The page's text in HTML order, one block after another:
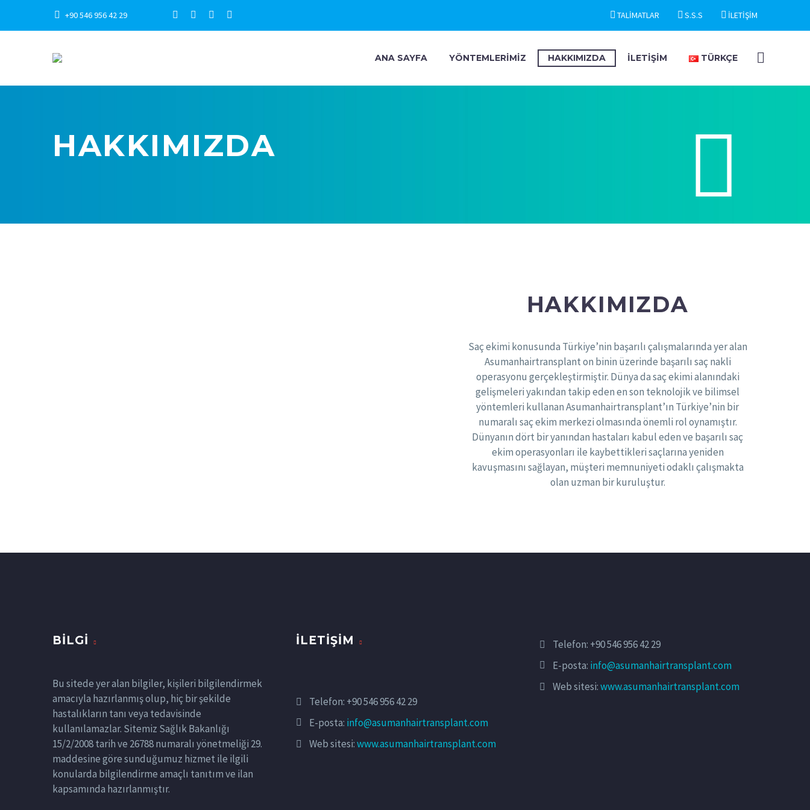
+90 546 956 42 29 TALİMATLAR S.S.S İLETİŞİM
ANA SAYFA YÖNTEMLERİMİZ HAKKIMIZDA İLETİŞİM TÜRKÇE


HAKKIMIZDA
HAKKIMIZDA
Saç ekimi konusunda Türkiye’nin başarılı çalışmalarında yer alan
Asumanhairtransplant on binin üzerinde başarılı saç nakli
operasyonu gerçekleştirmiştir. Dünya da saç ekimi alanındaki
gelişmeleri yakından takip eden en son teknolojik ve bilimsel
yöntemleri kullanan Asumanhairtransplant’ın Türkiye’nin bir
numaralı saç ekim merkezi olmasında önemli rol oynamıştır.
Dünyanın dört bir yanından hastaları kabul eden ve başarılı saç
ekim operasyonları ile kaybettikleri saçlarına yeniden
kavuşmasını sağlayan, müşteri memnuniyeti odaklı çalışmakta
olan uzman bir kuruluştur.
BILGI
Bu sitede yer alan bilgiler, kişileri bilgilendirmek
amacıyla hazırlanmış olup, hiç bir şekilde
hastalıkların tanı veya tedavisinde
kullanılamazlar. Sitemiz Sağlık Bakanlığı
15/2/2008 tarih ve 26788 numaralı yönetmeliği 29.
maddesine göre sunduğumuz hizmet ile ilgili
konularda bilgilendirme amaçlı tanıtım ve ilan
kapsamında hazırlanmıştır.
İLETIŞIM
Telefon: +90 546 956 42 29
E-posta: info@asumanhairtransplant.com
Web sitesi:www.asumanhairtransplant.com
Telefon: +90 546 956 42 29
E-posta: info@asumanhairtransplant.com
Web sitesi:www.asumanhairtransplant.com